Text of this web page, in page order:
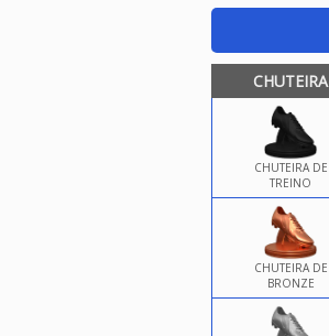
CHUTEIRA
CHUTEIRA DE
TREINO
CHUTEIRA DE
BRONZE